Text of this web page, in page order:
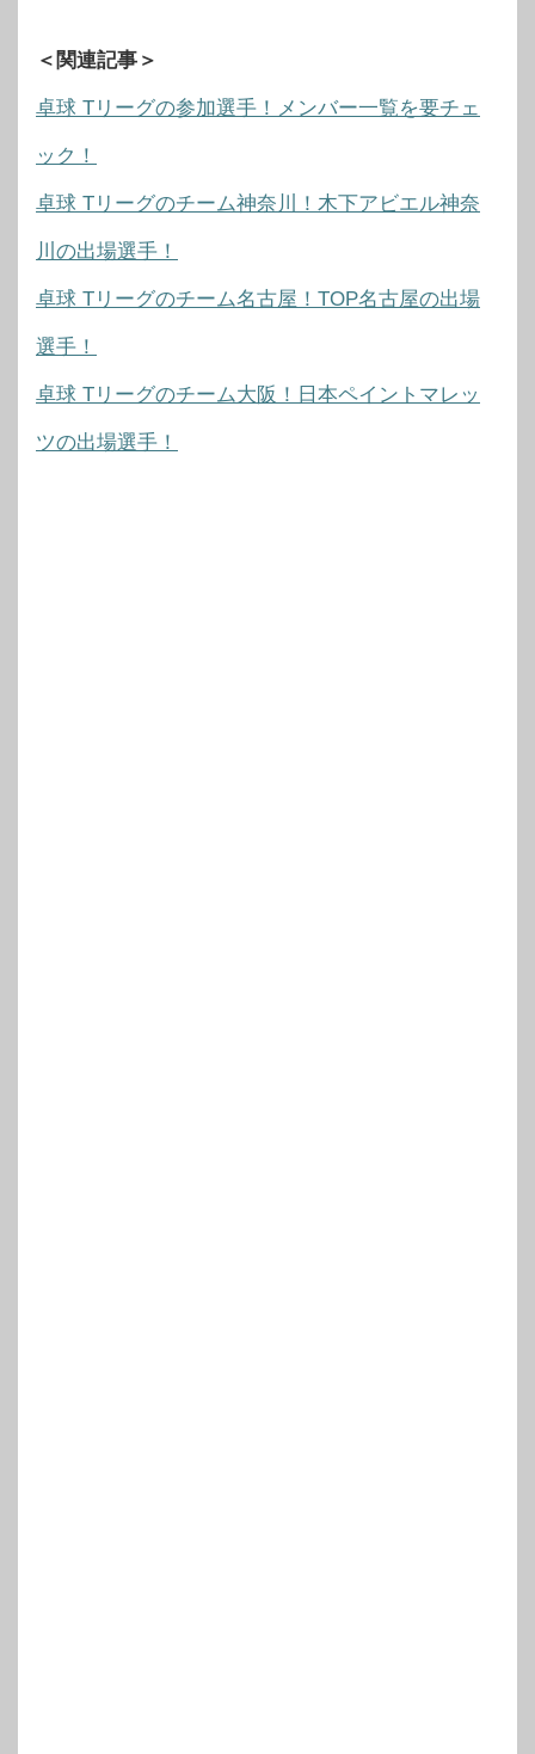
＜関連記事＞
卓球 Tリーグの参加選手！メンバー一覧を要チェ
ック！
卓球 Tリーグのチーム神奈川！木下アビエル神奈
川の出場選手！
卓球 Tリーグのチーム名古屋！TOP名古屋の出場
選手！
卓球 Tリーグのチーム大阪！日本ペイントマレッ
ツの出場選手！